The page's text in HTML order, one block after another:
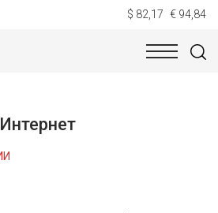
$ 82,17 € 94,84